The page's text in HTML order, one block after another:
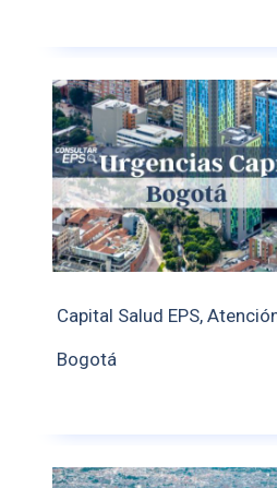
Capital Salud EPS,
Bogotá